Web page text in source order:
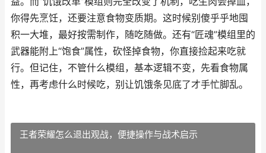
你得先烹饪，还要注意食物变质期。这时候别傻乎乎地囤
积一大堆，最好按需制作，随吃随做。还有“匠魂”模组里的
武器能附上“饱食”属性，砍怪掉食物，你直接捡起来吃就
行。但记住，不管什么模组，基本逻辑不变，先看食物属
性，再考虑什么时候吃，别让饥饿条见底了才手忙脚乱。
王者荣耀怎么退出观战，便捷操作与战术启示